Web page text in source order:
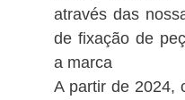
através das
de fixação de
a marca
A partir de 2024,